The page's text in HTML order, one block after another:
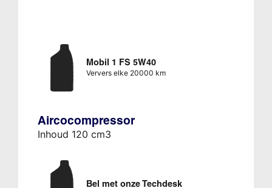
Mobil 1 FS 5W40
Ververs elke 20000 km
Aircocompressor
Inhoud 120 cm3
Bel met onze Techdesk